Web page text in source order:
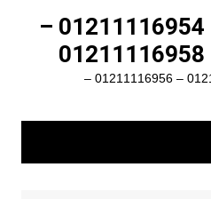
مكن تعبئة وتغليف 01211116954 –
ماكينات تعبئة وتغليف 01211116954 – 01211116956 –